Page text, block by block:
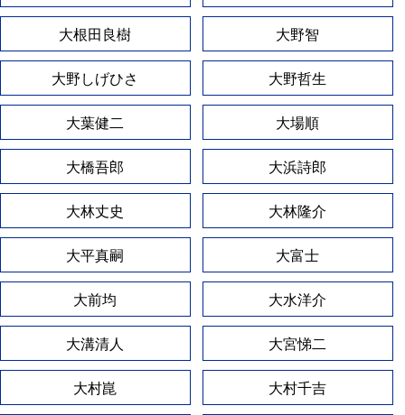
大根田良樹 大野智
大野しげひさ 大野哲生
大葉健二 大場順
大橋吾郎 大浜詩郎
大林丈史 大林隆介
大平真嗣 大富士
大前均 大水洋介
大溝清人 大宮悌二
大村崑 大村千吉